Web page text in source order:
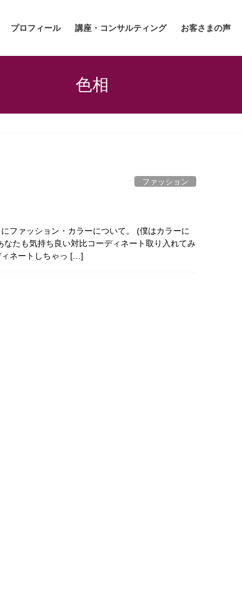
プロフィール 講座・コンサルティング お客さまの声
色相
ファッション
ファッション・カラーについて。 (僕はカラーに
たも気持ち良い対比コーディネート取り入れてみ
ィネートしちゃっ […]